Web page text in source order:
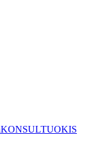
KONSULTUOKIS